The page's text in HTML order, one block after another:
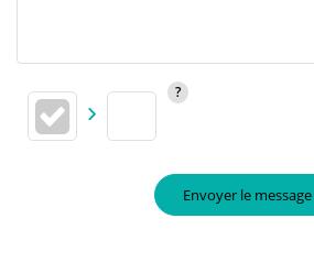
Envoyer le message